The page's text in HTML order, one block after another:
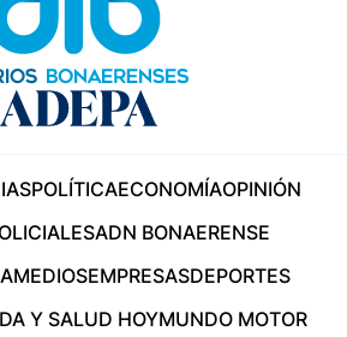
POLÍTICAECONOMÍAOPINIÓN
ADN BONAERENSE
MEDIOSEMPRESASDEPORTES
Y SALUD HOYMUNDO MOTOR